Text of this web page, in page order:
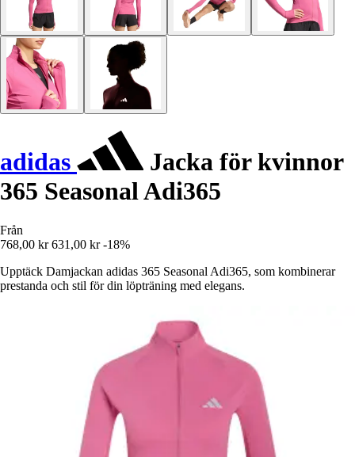
adidas
Jacka för kvinnor
365 Seasonal Adi365
Från
768,00 kr 631,00 kr -18%
Upptäck Damjackan adidas 365 Seasonal Adi365, som kombinerar
prestanda och stil för din löpträning med elegans.